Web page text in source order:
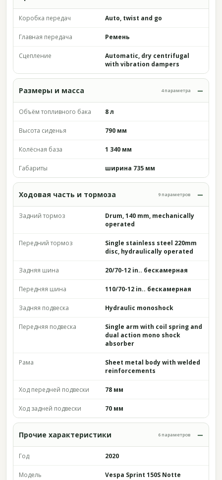
Коробка передач Auto, twist and go
Главная передача Ремень
Сцепление
Automatic, dry centrifugal
with vibration dampers
Размеры и масса 4 параметра
Объём топливного бака 8 л
Высота сиденья 790 мм
Колёсная база 1 340 мм
Габариты ширина 735 мм
Ходовая часть и тормоза 9 параметров
Задний тормоз
Drum, 140 mm, mechanically
operated
Передний тормоз
Single stainless steel 220mm
disc, hydraulically operated
Задняя шина 20/70-12 in.. бескамерная
Передняя шина 110/70-12 in.. бескамерная
Задняя подвеска Hydraulic monoshock
Передняя подвеска
Single arm with coil spring and
dual action mono shock
absorber
Рама
Sheet metal body with welded
reinforcements
Ход передней подвески 78 мм
Ход задней подвески 70 мм
Прочие характеристики 6 параметров
Год 2020
Модель Vespa Sprint 150S Notte